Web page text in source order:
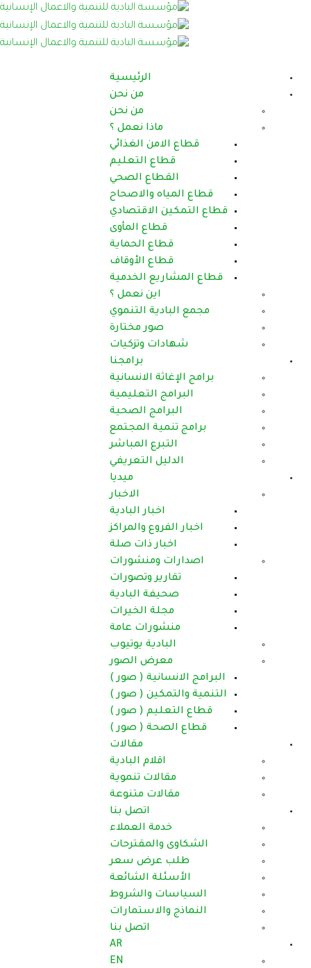
الرئيسية
من نحن
من نحن
ماذا نعمل ؟
قطاع الامن الغذائي
قطاع التعليم
القطاع الصحي
قطاع المياه والاصحاح
قطاع التمكين الاقتصادي
قطاع المأوى
قطاع الحماية
قطاع الأوقاف
قطاع المشاريع الخدمية
اين نعمل ؟
مجمع البادية التنموي
صور مختارة
شهادات وتزكيات
برامجنا
برامج الإغاثة الانسانية
البرامج التعليمية
البرامج الصحية
برامج تنمية المجتمع
التبرع المباشر
الدليل التعريفي
ميديا
الاخبار
اخبار البادية
اخبار الفروع والمراكز
اخبار ذات صلة
اصدارات ومنشورات
تقارير وتصورات
صحيفة البادية
مجلة الخيرات
منشورات عامة
البادية يوتيوب
معرض الصور
البرامج الانسانية ( صور )
التنمية والتمكين ( صور )
قطاع التعليم ( صور )
قطاع الصحة ( صور )
مقالات
اقلام البادية
مقالات تنموية
مقالات متنوعة
اتصل بنا
خدمة العملاء
الشكاوى والمقترحات
طلب عرض سعر
الأسئلة الشائعة
السياسات والشروط
النماذج والاستمارات
اتصل بنا
AR
EN